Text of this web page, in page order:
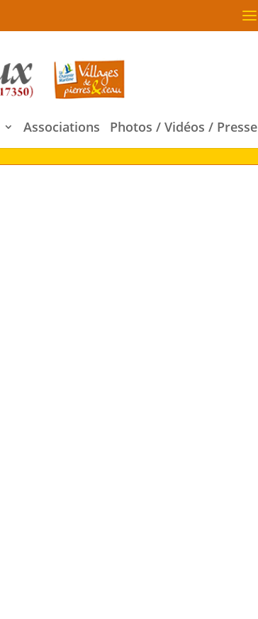
Associations Photos / Vidéos / Presse